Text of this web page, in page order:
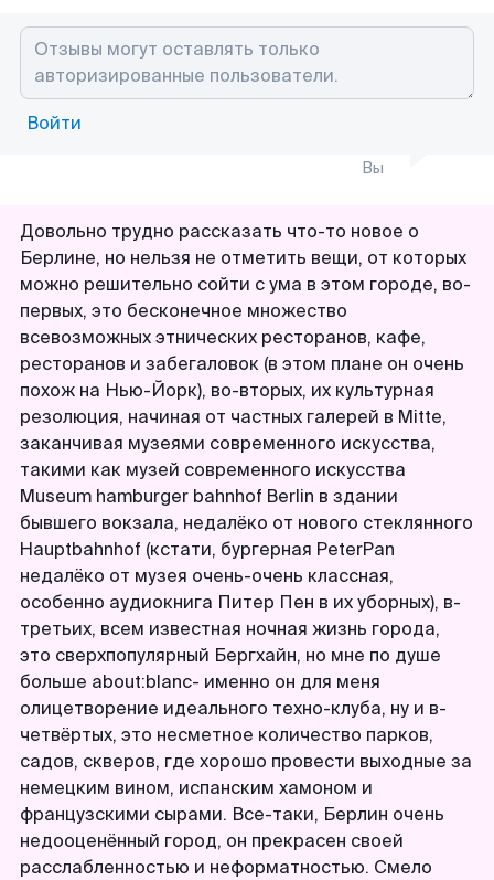
Войти
Вы
Довольно трудно рассказать что-то новое о
Берлине, но нельзя не отметить вещи, от которых
можно решительно сойти с ума в этом городе, во-
первых, это бесконечное множество
всевозможных этнических ресторанов, кафе,
ресторанов и забегаловок (в этом плане он очень
похож на Нью-Йорк), во-вторых, их культурная
резолюция, начиная от частных галерей в Mitte,
заканчивая музеями современного искусства,
такими как музей современного искусства
Museum hamburger bahnhof Berlin в здании
бывшего вокзала, недалёко от нового стеклянного
Hauptbahnhof (кстати, бургерная PeterPan
недалёко от музея очень-очень классная,
особенно аудиокнига Питер Пен в их уборных), в-
третьих, всем известная ночная жизнь города,
это сверхпопулярный Бергхайн, но мне по душе
больше about:blanc- именно он для меня
олицетворение идеального техно-клуба, ну и в-
четвёртых, это несметное количество парков,
садов, скверов, где хорошо провести выходные за
немецким вином, испанским хамоном и
французскими сырами. Все-таки, Берлин очень
недооценённый город, он прекрасен своей
расслабленностью и неформатностью. Смело